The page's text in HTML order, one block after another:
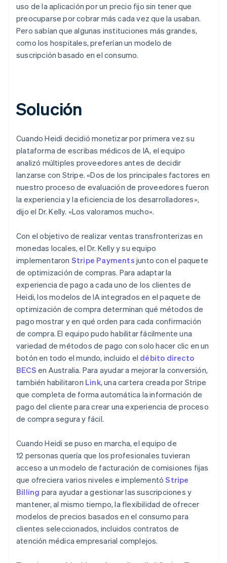
uso de la aplicación por un precio fijo sin tener que
preocuparse por cobrar más cada vez que la usaban.
Pero sabían que algunas instituciones más grandes,
como los hospitales, preferían un modelo de
suscripción basado en el consumo.
Solución
Cuando Heidi decidió monetizar por primera vez su
plataforma de escribas médicos de IA, el equipo
analizó múltiples proveedores antes de decidir
lanzarse con Stripe. «Dos de los principales factores en
nuestro proceso de evaluación de proveedores fueron
la experiencia y la eficiencia de los desarrolladores»,
dijo el Dr. Kelly. «Los valoramos mucho».
Con el objetivo de realizar ventas transfronterizas en
monedas locales, el Dr. Kelly y su equipo
implementaron Stripe Payments junto con el paquete
de optimización de compras. Para adaptar la
experiencia de pago a cada uno de los clientes de
Heidi, los modelos de IA integrados en el paquete de
optimización de compra determinan qué métodos de
pago mostrar y en qué orden para cada confirmación
de compra. El equipo pudo habilitar fácilmente una
variedad de métodos de pago con solo hacer clic en un
botón en todo el mundo, incluido el débito directo
BECS en Australia. Para ayudar a mejorar la conversión,
también habilitaron Link, una cartera creada por Stripe
que completa de forma automática la información de
pago del cliente para crear una experiencia de proceso
de compra segura y fácil.
Cuando Heidi se puso en marcha, el equipo de
12 personas quería que los profesionales tuvieran
acceso a un modelo de facturación de comisiones fijas
que ofreciera varios niveles e implementóStripe
Billing para ayudar a gestionar las suscripciones y
mantener, al mismo tiempo, la flexibilidad de ofrecer
modelos de precios basados en el consumo para
clientes seleccionados, incluidos contratos de
atención médica empresarial complejos.